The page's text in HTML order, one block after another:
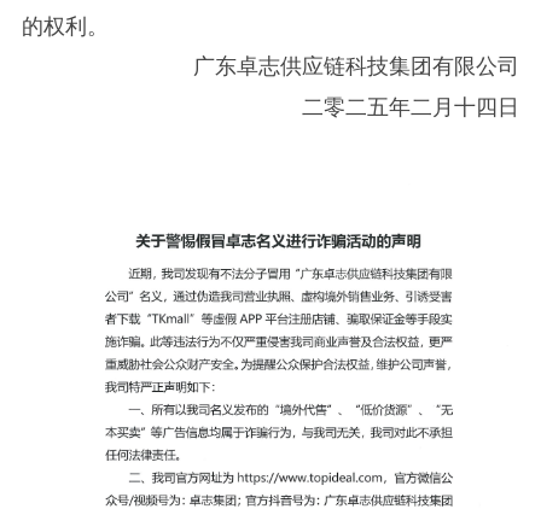
的权利。
广东卓志供应链科技集团有限公司
二零二五年二月十四日